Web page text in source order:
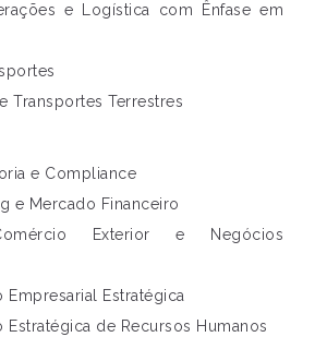
e Logística com Ênfase em
Transportes Terrestres
e Compliance
e Mercado Financeiro
Exterior e Negócios
Empresarial Estratégica
Estratégica de Recursos Humanos